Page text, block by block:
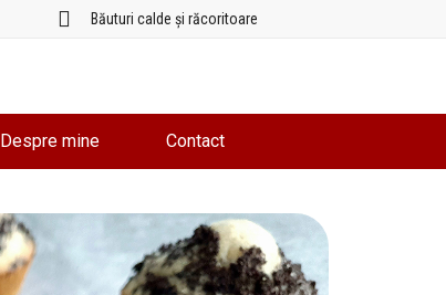
Băuturi calde și răcoritoare
Despre mine Contact